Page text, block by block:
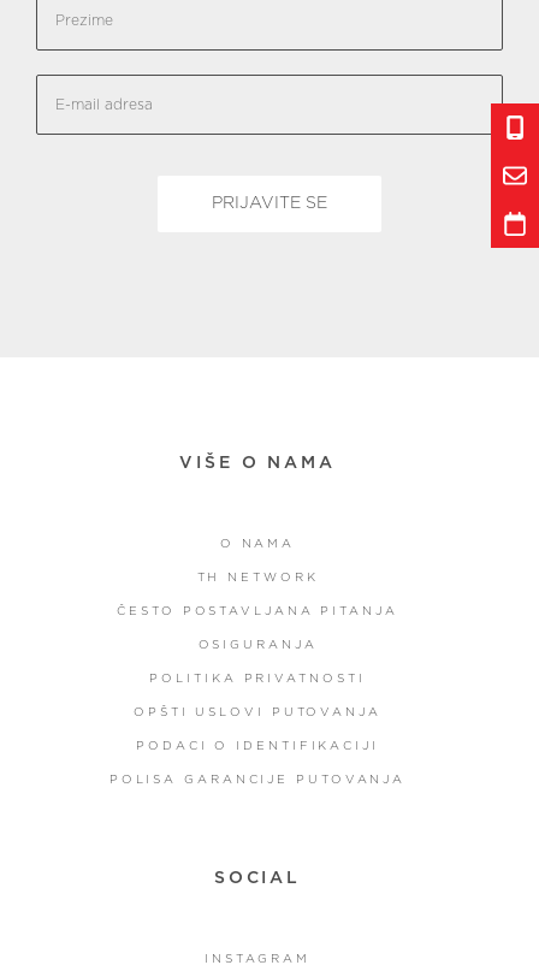
VIŠE O NAMA
O NAMA
TH NETWORK
ČESTO POSTAVLJANA PITANJA
OSIGURANJA
POLITIKA PRIVATNOSTI
OPŠTI USLOVI PUTOVANJA
PODACI O IDENTIFIKACIJI
POLISA GARANCIJE PUTOVANJA
SOCIAL
INSTAGRAM